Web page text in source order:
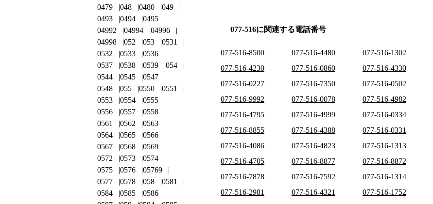
077-516に関連する電話番号
077-516-8500 077-516-4480 077-516-1302
077-516-4230
077-516-0860 077-516-4330
077-516-0227
077-516-7350 077-516-0502
077-516-9992
077-516-0078 077-516-4982
077-516-4795
077-516-4999 077-516-0334
077-516-8855
077-516-4388 077-516-0331
077-516-4086
077-516-4823 077-516-1313
077-516-4705
077-516-8877 077-516-8872
077-516-7878
077-516-7592 077-516-1314
077-516-2981
077-516-4321 077-516-1752
0479
048 0480
049
0493
0494
0495
04992
04994
04996
04998
052 053
0531
0532
0533
0536
0537
0538 0539
054
0544
0545
0547
0548
055 0550
0551
0553
0554
0555
0556
0557
0558
0561
0562
0563
0564
0565
0566
0567
0568
0569
0572
0573
0574
0575
0576
05769
0577
0578 058
0581
0584
0585
0586